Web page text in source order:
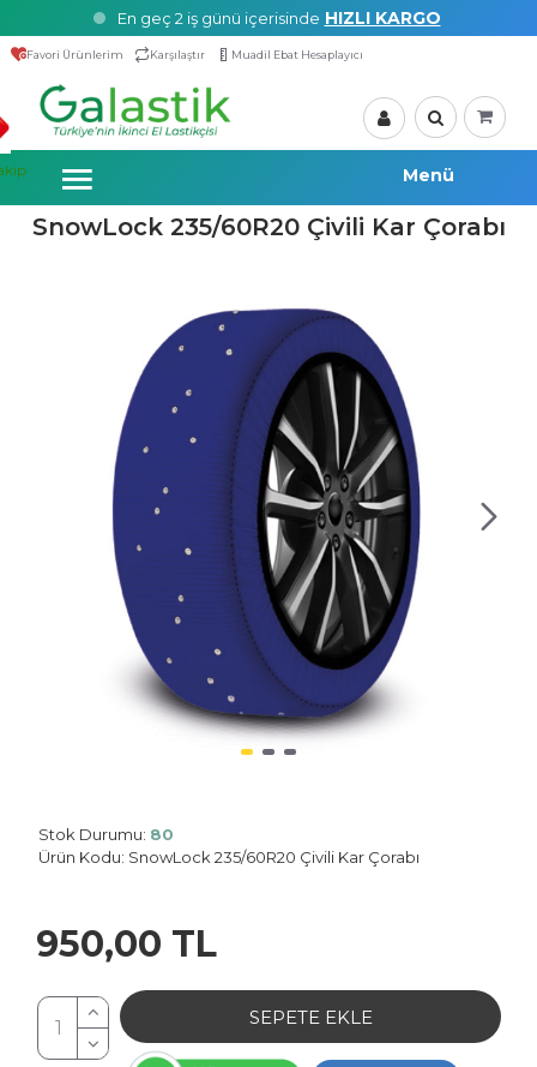
En geç 2 iş günü içerisinde HIZLI KARGO
Favori Ürünlerim Karşılaştır Muadil Ebat Hesaplayıcı
SnowLock 235/60R20 Çivili Kar Çorabı
Stok Durumu: 80
Ürün Kodu: SnowLock 235/60R20 Çivili Kar Çorabı
950,00 TL
SEPETE EKLE
Planet: 0